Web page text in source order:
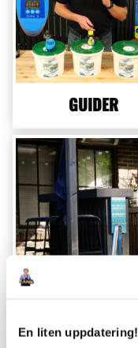
En liten uppdatering!
GUIDER